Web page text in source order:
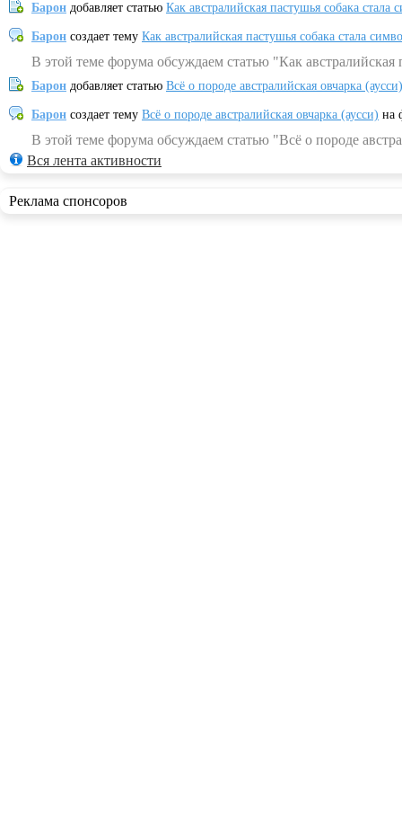
Барон добавляет статью Как австралийская пастушья собака
Барон создает тему Как австралийская пастушья собака стала
В этой теме форума обсуждаем статью "Как
Барон добавляет статью Всё о породе австралийская овчарка (аусси)
Барон создает тему Всё о породе австралийская овчарка (аусси) на
В этой теме форума обсуждаем статью "Всё о породе
Вся лента активности
Реклама спонсоров